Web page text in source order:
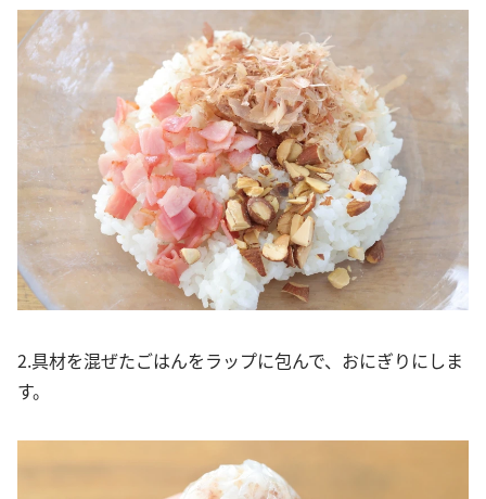
2.具材を混ぜたごはんをラップに包んで、おにぎりにしま
す。